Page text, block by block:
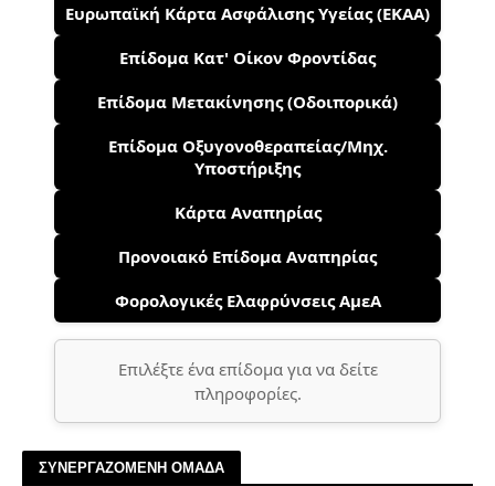
Ευρωπαϊκή Κάρτα Ασφάλισης Υγείας (ΕΚΑΑ)
Επίδομα Κατ' Οίκον Φροντίδας
Επίδομα Μετακίνησης (Οδοιπορικά)
Επίδομα Οξυγονοθεραπείας/Μηχ.
Υποστήριξης
Κάρτα Αναπηρίας
Προνοιακό Επίδομα Αναπηρίας
Φορολογικές Ελαφρύνσεις ΑμεΑ
Επιλέξτε ένα επίδομα για να δείτε
πληροφορίες.
ΣΥΝΕΡΓΑΖΟΜΕΝΗ ΟΜΑΔΑ